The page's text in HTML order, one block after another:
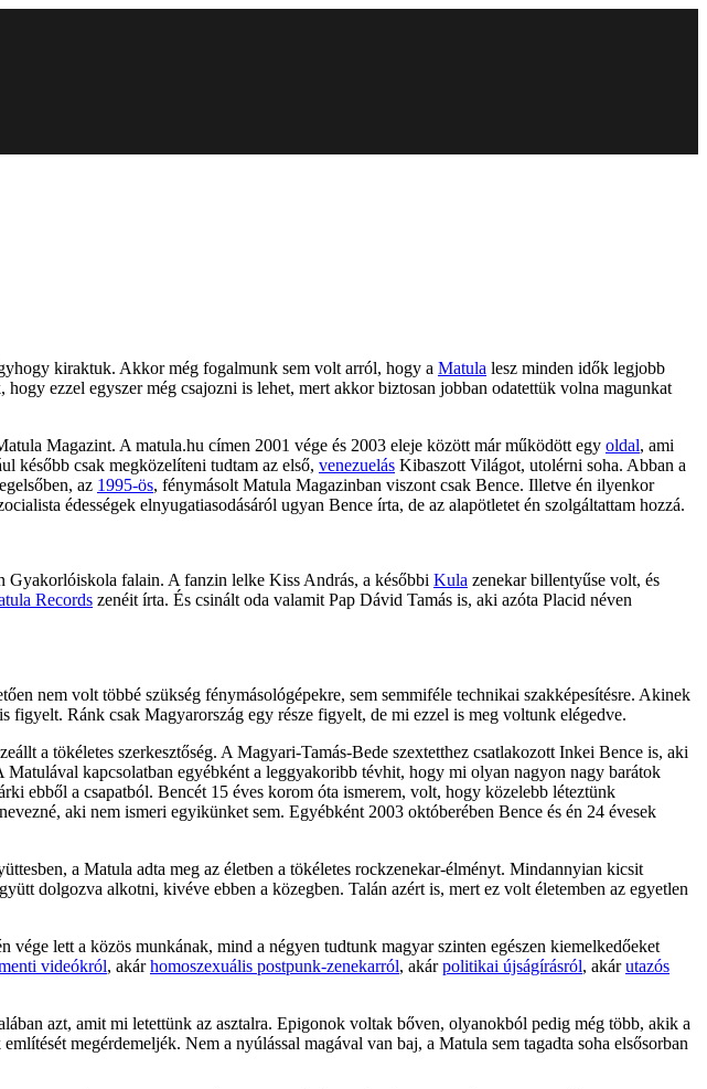
kiraktuk. Akkor még fogalmunk sem volt arról, hogy a Matula lesz minden idők legjobb
ezzel egyszer még csajozni is lehet, mert akkor biztosan jobban odatettük volna magunkat
Magazint. A matula.hu címen 2001 vége és 2003 eleje között már működött egy oldal, ami
később csak megközelíteni tudtam az első, venezuelás Kibaszott Világot, utolérni soha. Abban a
az 1995-ös, fénymásolt Matula Magazinban viszont csak Bence. Illetve én ilyenkor
édességek elnyugatiasodásáról ugyan Bence írta, de az alapötletet én szolgáltattam hozzá.
Gyakorlóiskola falain. A fanzin lelke Kiss András, a későbbi Kula zenekar billentyűse volt, és
Records zenéit írta. És csinált oda valamit Pap Dávid Tamás is, aki azóta Placid néven
nem volt többé szükség fénymásológépekre, sem semmiféle technikai szakképesítésre. Akinek
Ránk csak Magyarország egy része figyelt, de mi ezzel is meg voltunk elégedve.
a tökéletes szerkesztőség. A Magyari-Tamás-Bede szextetthez csatlakozott Inkei Bence is, aki
kapcsolatban egyébként a leggyakoribb tévhit, hogy mi olyan nagyon nagy barátok
ebből a csapatból. Bencét 15 éves korom óta ismerem, volt, hogy közelebb léteztünk
aki nem ismeri egyikünket sem. Egyébként 2003 októberében Bence és én 24 évesek
a Matula adta meg az életben a tökéletes rockzenekar-élményt. Mindannyian kicsit
dolgozva alkotni, kivéve ebben a közegben. Talán azért is, mert ez volt életemben az egyetlen
lett a közös munkának, mind a négyen tudtunk magyar szinten egészen kiemelkedőeket
videókról, akárhomoszexuális postpunk-zenekarról, akárpolitikai újságírásról, akárutazós
azt, amit mi letettünk az asztalra. Epigonok voltak bőven, olyanokból pedig még több, akik a
megérdemeljék. Nem a nyúlással magával van baj, a Matula sem tagadta soha elsősorban